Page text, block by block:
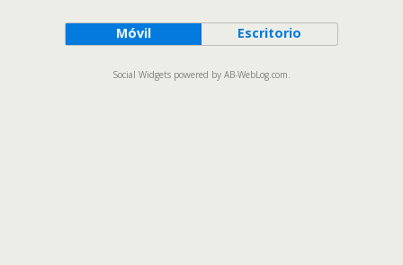
Móvil Escritorio
Social Widgets powered by AB-WebLog.com.